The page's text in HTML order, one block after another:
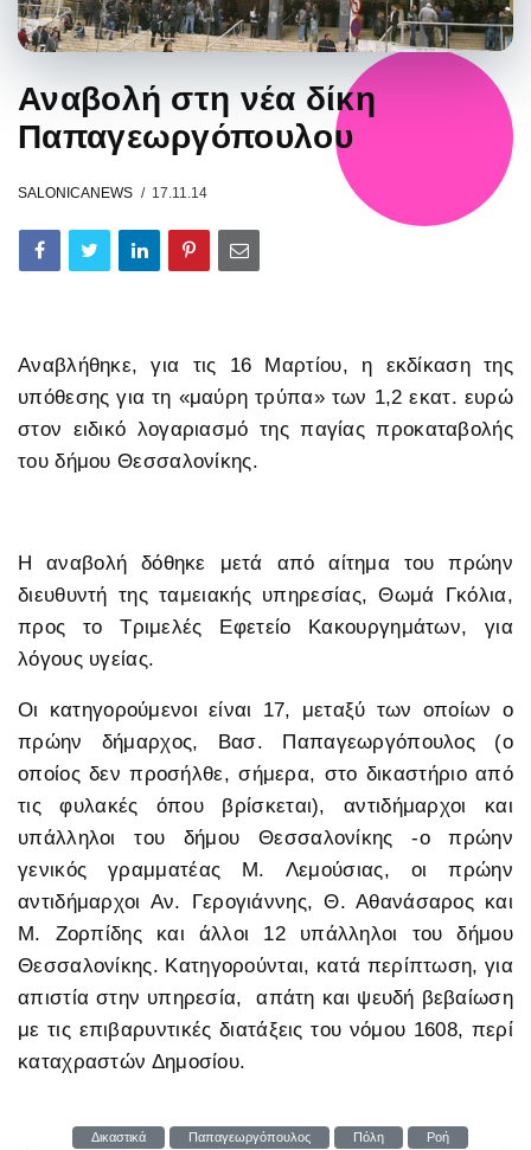
Αναβολή στη νέα δίκη
Παπαγεωργόπουλου
SALONICANEWS 17.11.14
Αναβλήθηκε, για τις 16 Μαρτίου, η εκδίκαση της
υπόθεσης για τη «μαύρη τρύπα» των 1,2 εκατ. ευρώ
στον ειδικό λογαριασμό της παγίας προκαταβολής
του δήμου Θεσσαλονίκης.
Η αναβολή δόθηκε μετά από αίτημα του πρώην
διευθυντή της ταμειακής υπηρεσίας, Θωμά Γκόλια,
προς το Τριμελές Εφετείο Κακουργημάτων, για
λόγους υγείας.
Οι κατηγορούμενοι είναι 17, μεταξύ των οποίων ο
πρώην δήμαρχος, Βασ. Παπαγεωργόπουλος (ο
οποίος δεν προσήλθε, σήμερα, στο δικαστήριο από
τις φυλακές όπου βρίσκεται), αντιδήμαρχοι και
υπάλληλοι του δήμου Θεσσαλονίκης -ο πρώην
γενικός γραμματέας Μ. Λεμούσιας, οι πρώην
αντιδήμαρχοι Αν. Γερογιάννης, Θ. Αθανάσαρος και
Μ. Ζορπίδης και άλλοι 12 υπάλληλοι του δήμου
Θεσσαλονίκης. Κατηγορούνται, κατά περίπτωση, για
απιστία στην υπηρεσία, απάτη και ψευδή βεβαίωση
με τις επιβαρυντικές διατάξεις του νόμου 1608, περί
καταχραστών Δημοσίου.
Δικαστικά Παπαγεωργόπουλος Πόλη
Ροή